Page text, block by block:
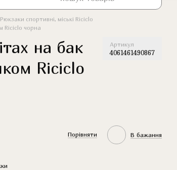
Рюкзаки спортивні, міські Riciclo
Riciclo чорна
на бак
Riciclo
Артикул
4061461490867
Порівняти В бажання